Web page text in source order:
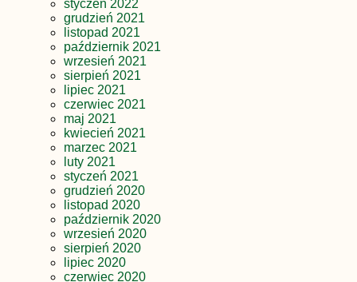
styczeń 2022
grudzień 2021
listopad 2021
październik 2021
wrzesień 2021
sierpień 2021
lipiec 2021
czerwiec 2021
maj 2021
kwiecień 2021
marzec 2021
luty 2021
styczeń 2021
grudzień 2020
listopad 2020
październik 2020
wrzesień 2020
sierpień 2020
lipiec 2020
czerwiec 2020